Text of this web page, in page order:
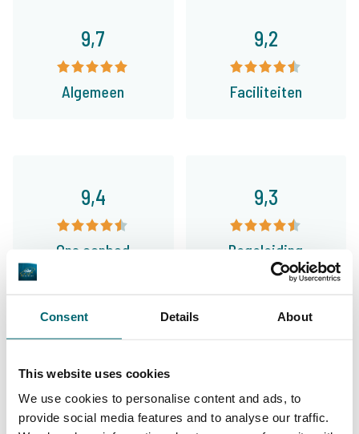
Consent Details About
This website uses cookies
We use cookies to personalise content and ads, to
provide social media features and to analyse our traffic.
9,7
Algemeen
9,2
Faciliteiten
Toen ik jaren geleden in Frankrijk begon te
vissen wist ik niet waar ik moest boeken. Mijn
eerste reizen heb ik bij niet nader te noemen
9,4
Ons aanbod
9,3
Begeleiding